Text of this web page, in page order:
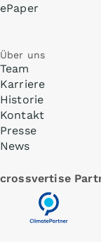
ePaper
Über uns
Team
Karriere
Historie
Kontakt
Presse
News
crossvertise